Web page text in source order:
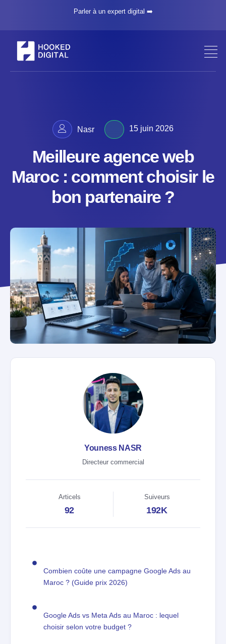
Parler à un expert digital ➡️
Nasr 15 juin 2026
Meilleure agence web
Maroc : comment choisir le
bon partenaire ?
Youness NASR
Directeur commercial
Articels
92
Suiveurs
192K
Combien coûte une campagne Google Ads au
Maroc ? (Guide prix 2026)
Google Ads vs Meta Ads au Maroc : lequel
choisir selon votre budget ?